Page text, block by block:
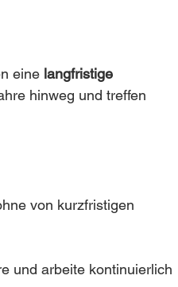
eine langfristige
hinweg und treffen
von kurzfristigen
und arbeite kontinuierlich